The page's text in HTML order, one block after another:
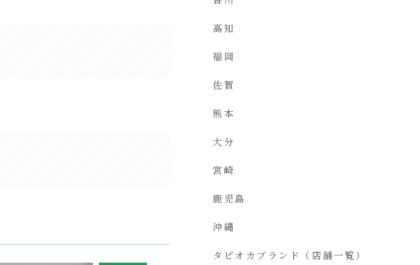
高知
福岡
佐賀
熊本
大分
宮崎
鹿児島
沖縄
タピオカブランド（店舗一覧）